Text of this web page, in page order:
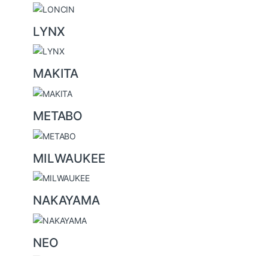
LYNX
MAKITA
METABO
MILWAUKEE
NAKAYAMA
NEO